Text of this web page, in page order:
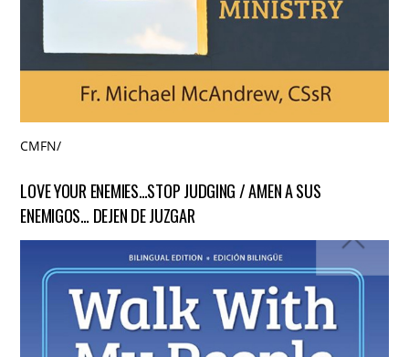
CMFN/
LOVE YOUR ENEMIES…STOP JUDGING / AMEN A SUS
ENEMIGOS… DEJEN DE JUZGAR